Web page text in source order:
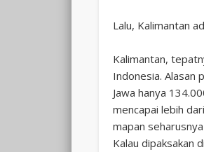
Lalu, Kalimantan
Kalimantan,
Indonesia. Alasan
Jawa hanya
mencapai lebih
mapan
Kalau dipaksakan